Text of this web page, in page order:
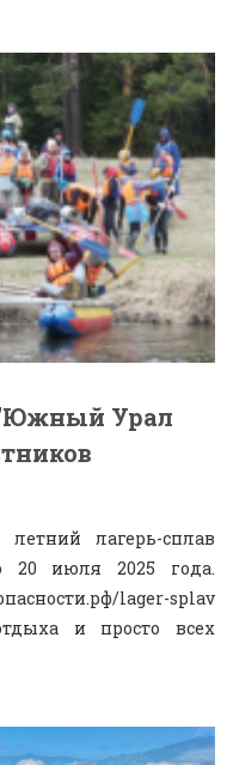
"Южный Урал
лагерь-сплав
июля 2025 года.
lager-splav
и просто всех